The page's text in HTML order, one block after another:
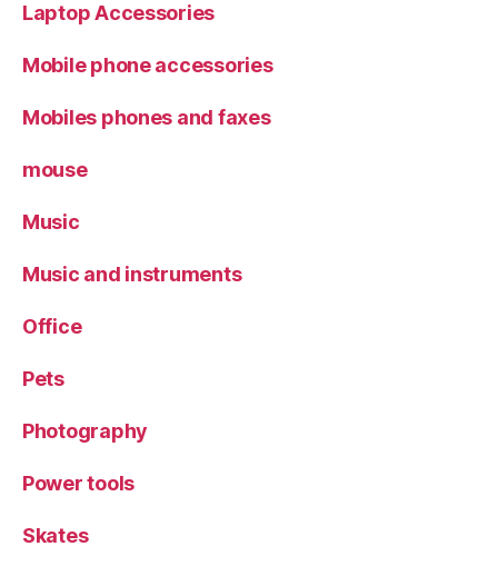
Laptop Accessories
Mobile phone accessories
Mobiles phones and faxes
mouse
Music
Music and instruments
Office
Pets
Photography
Power tools
Skates